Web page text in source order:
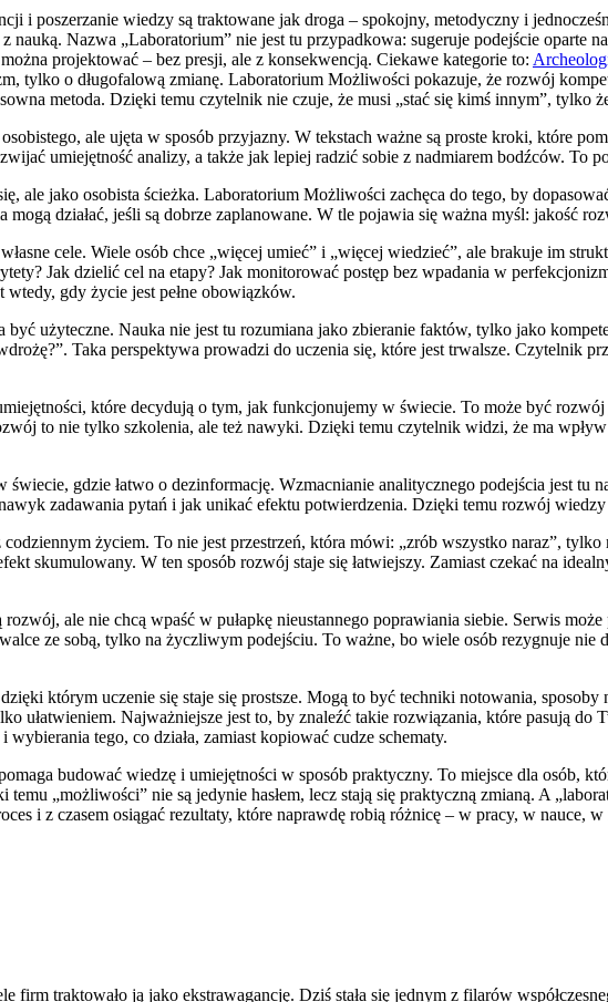
poszerzanie wiedzy są traktowane jak droga – spokojny, metodyczny i
Nazwa „Laboratorium” nie jest tu przypadkowa: sugeruje podejście oparte
projektować – bez presji, ale z konsekwencją. Ciekawe kategorie to:
tylko o długofalową zmianę. Laboratorium Możliwości pokazuje, że rozwój
metoda. Dzięki temu czytelnik nie czuje, że musi „stać się kimś innym”, tylko
ale ujęta w sposób przyjazny. W tekstach ważne są proste kroki, które
umiejętność analizy, a także jak lepiej radzić sobie z nadmiarem bodźców. To
ale jako osobista ścieżka. Laboratorium Możliwości zachęca do tego, by
działać, jeśli są dobrze zaplanowane. W tle pojawia się ważna myśl: jakość
cele. Wiele osób chce „więcej umieć” i „więcej wiedzieć”, ale brakuje im
Jak dzielić cel na etapy? Jak monitorować postęp bez wpadania w
gdy życie jest pełne obowiązków.
użyteczne. Nauka nie jest tu rozumiana jako zbieranie faktów, tylko jako
Taka perspektywa prowadzi do uczenia się, które jest trwalsze. Czytelnik
które decydują o tym, jak funkcjonujemy w świecie. To może być rozwój
to nie tylko szkolenia, ale też nawyki. Dzięki temu czytelnik widzi, że ma
gdzie łatwo o dezinformację. Wzmacnianie analitycznego podejścia jest tu
zadawania pytań i jak unikać efektu potwierdzenia. Dzięki temu rozwój wiedzy
życiem. To nie jest przestrzeń, która mówi: „zrób wszystko naraz”, tylko
skumulowany. W ten sposób rozwój staje się łatwiejszy. Zamiast czekać na
ale nie chcą wpaść w pułapkę nieustannego poprawiania siebie. Serwis
ze sobą, tylko na życzliwym podejściu. To ważne, bo wiele osób rezygnuje nie
którym uczenie się staje się prostsze. Mogą to być techniki notowania,
ułatwieniem. Najważniejsze jest to, by znaleźć takie rozwiązania, które pasują do
tego, co działa, zamiast kopiować cudze schematy.
budować wiedzę i umiejętności w sposób praktyczny. To miejsce dla osób,
„możliwości” nie są jedynie hasłem, lecz stają się praktyczną zmianą. A
i z czasem osiągać rezultaty, które naprawdę robią różnicę – w pracy, w nauce,
firm traktowało ją jako ekstrawagancję. Dziś stała się jednym z filarów